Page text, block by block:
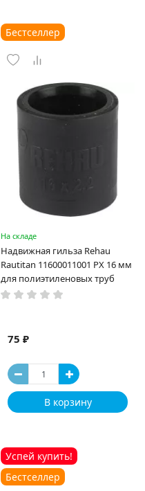
Бестселлер
На складе
Надвижная гильза Rehau
Rautitan 11600011001 PX 16 мм
для полиэтиленовых труб
75 ₽
В корзину
Успей купить!
Бестселлер